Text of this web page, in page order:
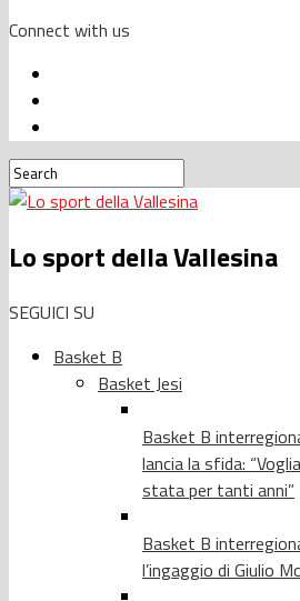
Connect with us
Lo sport della Vallesina
SEGUICI SU
Basket B
Basket Jesi
Basket B
lancia la sfida:
stata per tanti anni”
Basket B
l’ingaggio di Giulio